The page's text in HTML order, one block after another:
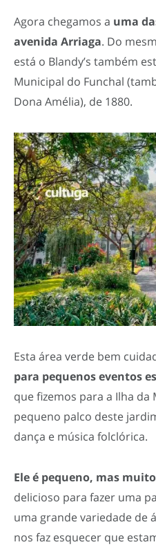
Agora chegamos a uma
avenida Arriaga. Do
está o Blandy’s também
Municipal do Funchal
Dona Amélia), de 1880.
Esta área verde bem
para pequenos eventos
que fizemos para a Ilha
pequeno palco deste
dança e música folclórica.
Ele é pequeno, mas
delicioso para fazer uma
uma grande variedade de
nos faz esquecer que